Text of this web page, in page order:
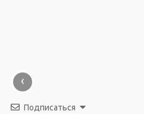
‹
Подписаться